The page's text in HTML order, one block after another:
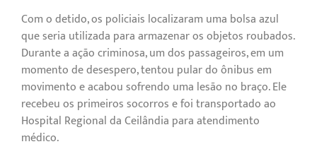
Com o detido, os policiais localizaram uma bolsa azul
que seria utilizada para armazenar os objetos roubados.
Durante a ação criminosa, um dos passageiros, em um
momento de desespero, tentou pular do ônibus em
movimento e acabou sofrendo uma lesão no braço. Ele
recebeu os primeiros socorros e foi transportado ao
Hospital Regional da Ceilândia para atendimento
médico.